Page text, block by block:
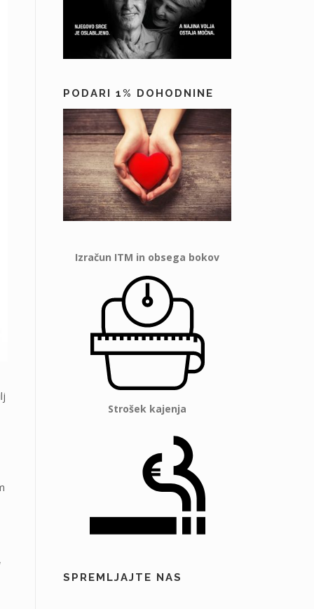
PODARI 1% DOHODNINE
Izračun ITM in obsega bokov
Strošek kajenja
SPREMLJAJTE NAS